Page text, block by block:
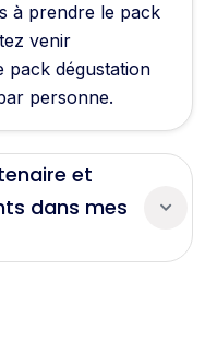
à prendre le pack
venir
pack dégustation
personne.
et
dans mes